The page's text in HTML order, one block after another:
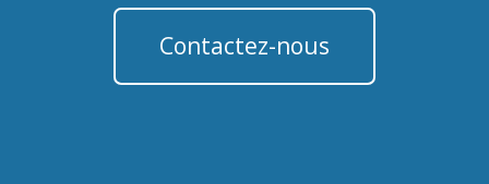
Contactez-nous